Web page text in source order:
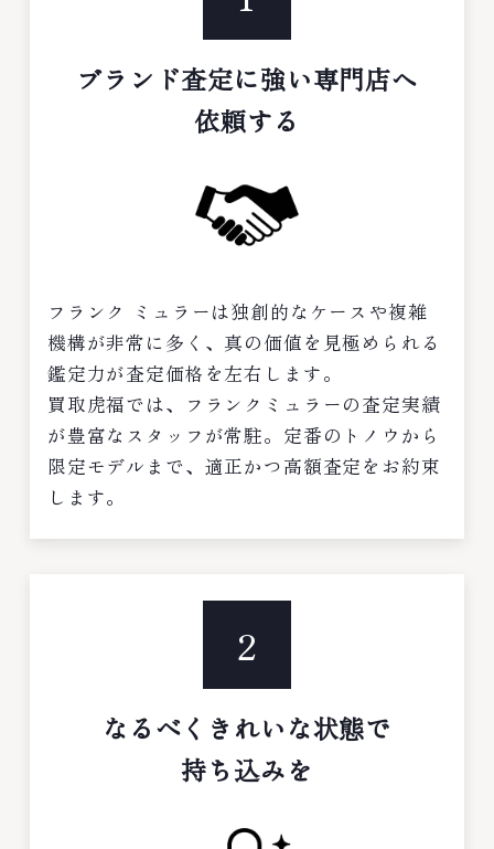
ブランド査定に強い専門店へ
依頼する
フランク ミュラーは独創的なケースや複雑
機構が非常に多く、真の価値を見極められる
鑑定力が査定価格を左右します。
買取虎福では、フランクミュラーの査定実績
が豊富なスタッフが常駐。定番のトノウから
限定モデルまで、適正かつ高額査定をお約束
します。
2
なるべくきれいな状態で
持ち込みを